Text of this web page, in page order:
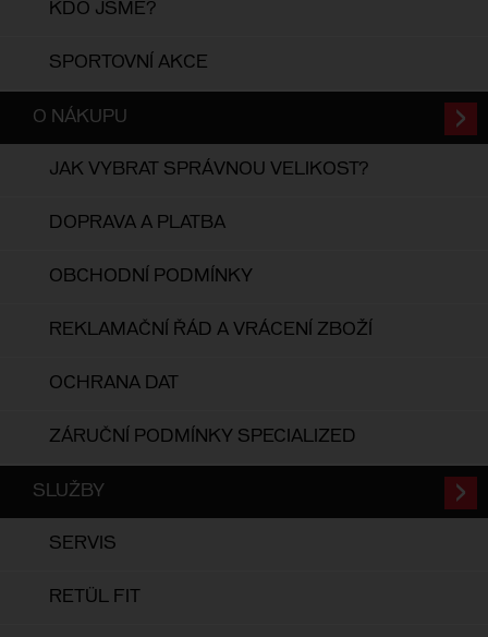
KDO JSME?
SPORTOVNÍ AKCE
O NÁKUPU
JAK VYBRAT SPRÁVNOU VELIKOST?
DOPRAVA A PLATBA
OBCHODNÍ PODMÍNKY
REKLAMAČNÍ ŘÁD A VRÁCENÍ ZBOŽÍ
OCHRANA DAT
ZÁRUČNÍ PODMÍNKY SPECIALIZED
SLUŽBY
SERVIS
RETÜL FIT